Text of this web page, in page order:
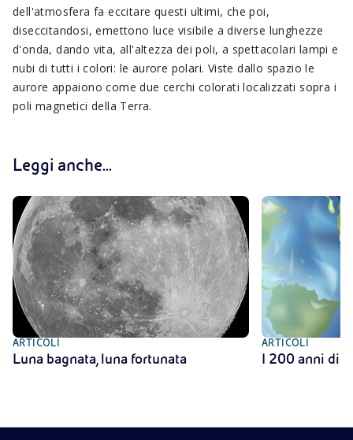
dell'atmosfera fa eccitare questi ultimi, che poi,
diseccitandosi, emettono luce visibile a diverse lunghezze
d'onda, dando vita, all'altezza dei poli, a spettacolari lampi e
nubi di tutti i colori: le aurore polari. Viste dallo spazio le
aurore appaiono come due cerchi colorati localizzati sopra i
poli magnetici della Terra.
Leggi anche...
ARTICOLI
Luna bagnata, luna fortunata
ARTICOLI
I 200 anni di